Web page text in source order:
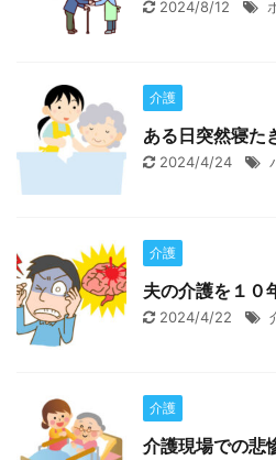
2024/8/12
介護
ある日突然寝た
2024/4/24
介護
夫の介護を１０
2024/4/22
介護
介護現場での悲